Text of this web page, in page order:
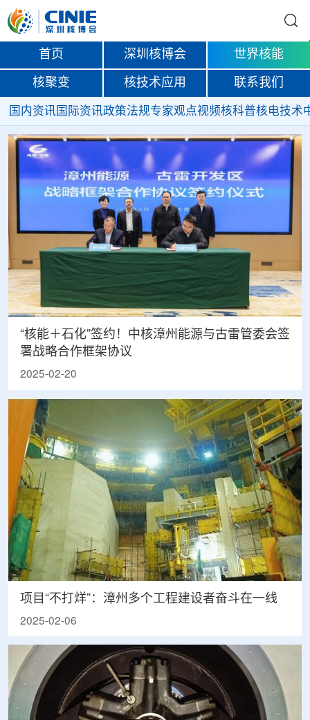
首页 深圳核博会 世界核能
核聚变 核技术应用 联系我们
国内资讯 国际资讯政策法规专家观点视频核科普核电技术
“核能＋石化”签约！中核漳州能源与古雷管委会签
署战略合作框架协议
2025-02-20
项目“不打烊”：漳州多个工程建设者奋斗在一线
2025-02-06